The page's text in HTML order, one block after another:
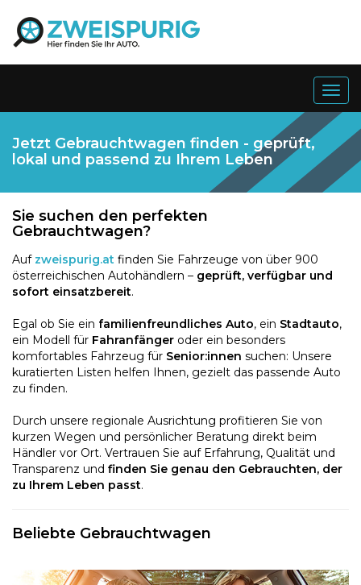
Jetzt Gebrauchtwagen finden - geprüft,
lokal und passend zu Ihrem Leben
Sie suchen den perfekten
Gebrauchtwagen?
Auf zweispurig.at finden Sie Fahrzeuge von über 900
österreichischen Autohändlern – geprüft, verfügbar und
sofort einsatzbereit.
Egal ob Sie ein familienfreundliches Auto, ein Stadtauto,
ein Modell für Fahranfänger oder ein besonders
komfortables Fahrzeug für Senior:innen suchen: Unsere
kuratierten Listen helfen Ihnen, gezielt das passende Auto
zu finden.
Durch unsere regionale Ausrichtung profitieren Sie von
kurzen Wegen und persönlicher Beratung direkt beim
Händler vor Ort. Vertrauen Sie auf Erfahrung, Qualität und
Transparenz und finden Sie genau den Gebrauchten, der
zu Ihrem Leben passt.
Beliebte Gebrauchtwagen